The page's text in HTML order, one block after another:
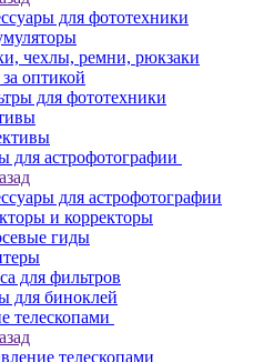
для фототехники
чехлы, ремни, рюкзаки
оптикой
для фототехники
для астрофотографии
для астрофотографии
и корректоры
гиды
для фильтров
для биноклей
телескопами
телескопами